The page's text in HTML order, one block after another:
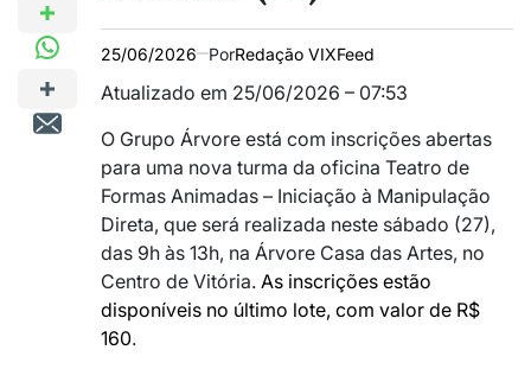
25/06/2026 PorRedação VIXFeed
Atualizado em 25/06/2026 – 07:53
O Grupo Árvore está com inscrições abertas
para uma nova turma da oficina Teatro de
Formas Animadas – Iniciação à Manipulação
Direta, que será realizada neste sábado (27),
das 9h às 13h, na Árvore Casa das Artes, no
Centro de Vitória. As inscrições estão
disponíveis no último lote, com valor de R$
160.